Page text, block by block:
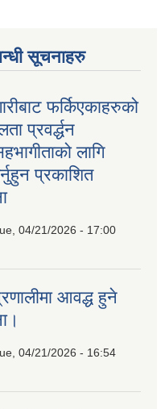
सूचनाहरु
फर्किएकाहरुको
प्रवर्द्धन
लागि
प्रकाशित
04/21/2026 - 17:00
उद्यमशिलता प्रवर्द्धन कार्यक्रममा
सूचना
आवद्ध हुने
04/21/2026 - 16:54
सूचना।